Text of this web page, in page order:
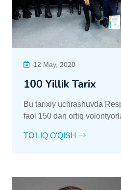
12 May, 2020
100 Yillik Tarix
Bu tarixiy uchrashuvda
faol 150 dan ortiq
TO'LIQ O'QISH